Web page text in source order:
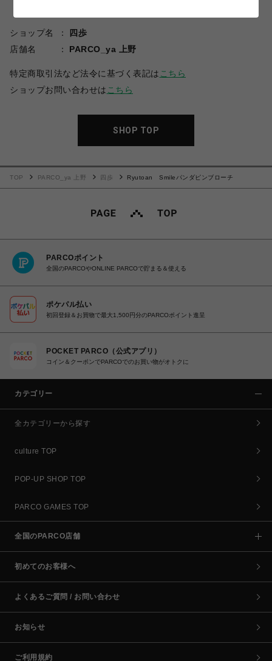
ショップ名
四歩
店舗名
PARCO_ya 上野
特定商取引法など法令に基づく表記は こちら
ショップお問い合わせは こちら
SHOP TOP
TOP PARCO_ya 上野 四歩 Ryutoan Smileパンダピンブローチ
PARCOポイント
全国のPARCOやONLINE PARCOで貯まる＆使える
ポケパル払い
初回登録＆お買物で最大1,500円分のPARCOポイント進呈
POCKET PARCO（公式アプリ）
コイン＆クーポンでPARCOでのお買い物がオトクに
カテゴリー
全カテゴリーから探す
culture TOP
POP-UP SHOP TOP
PARCO GAMES TOP
全国のPARCO店舗
初めてのお客様へ
よくあるご質問 / お問い合わせ
お知らせ
ご利用規約